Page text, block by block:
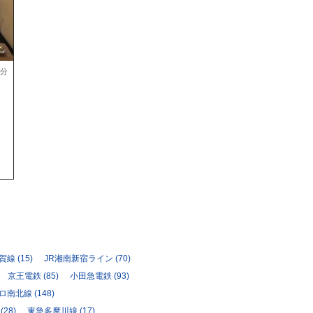
線 (15) JR湘南新宿ライン (70)
京王電鉄 (85) 小田急電鉄 (93)
南北線 (148)
東急多摩川線 (17)